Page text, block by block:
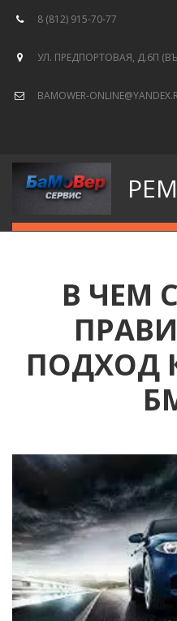
8 (812) 915-70-77
УЛ. ПРЕДПОРТОВАЯ, Д.6П
BAMOWER-
В ЧЕМ
ПОДХОД